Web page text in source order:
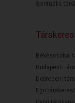
Spirituális
Békéscsabai
Budapesti
Debreceni
Egri